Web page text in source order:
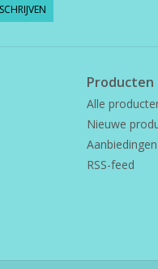
Producten
Alle
Nieuwe
Aanbiedingen
RSS-feed